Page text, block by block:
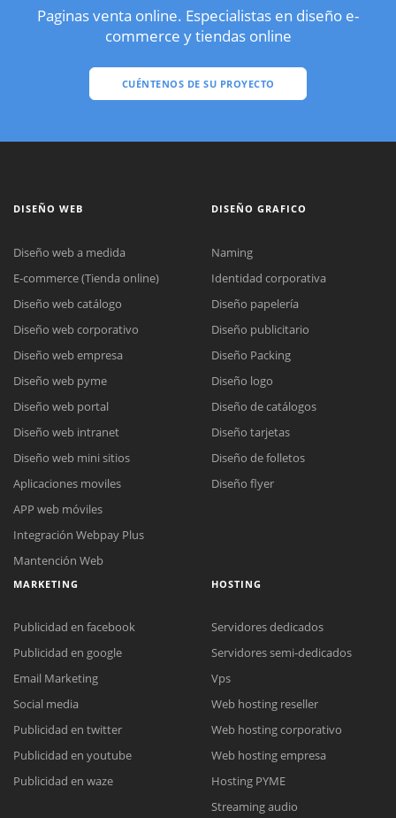
Paginas venta online. Especialistas en diseño e-
commerce y tiendas online
CUÉNTENOS DE SU PROYECTO
Reunión online
Meet para la reunión online.
Cotización
Chat Online
Todos nuestros ejecutivos están fuera de línea. Complete el formulario
DISEÑO WEB
Diseño web a medida
E-commerce (Tienda online)
Diseño web catálogo
Diseño web corporativo
Diseño web empresa
Diseño web pyme
Diseño web portal
Diseño web intranet
Diseño web mini sitios
Aplicaciones moviles
APP web móviles
Integración Webpay Plus
Mantención Web
DISEÑO GRAFICO
Naming
Identidad corporativa
Diseño papelería
Diseño publicitario
Diseño Packing
Diseño logo
Diseño de catálogos
Diseño tarjetas
Diseño de folletos
Diseño flyer
MARKETING
Publicidad en facebook
Publicidad en google
Email Marketing
Social media
Publicidad en twitter
Publicidad en youtube
Publicidad en waze
HOSTING
Servidores dedicados
Servidores semi-dedicados
Vps
Web hosting reseller
Web hosting corporativo
Web hosting empresa
Hosting PYME
Streaming audio